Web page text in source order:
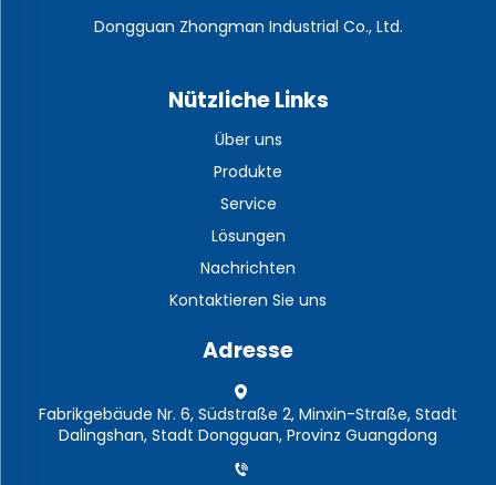
Dongguan Zhongman Industrial Co., Ltd.
Nützliche Links
Über uns
Produkte
Service
Lösungen
Nachrichten
Kontaktieren Sie uns
Adresse
Fabrikgebäude Nr. 6, Südstraße 2, Minxin-Straße, Stadt
Dalingshan, Stadt Dongguan, Provinz Guangdong